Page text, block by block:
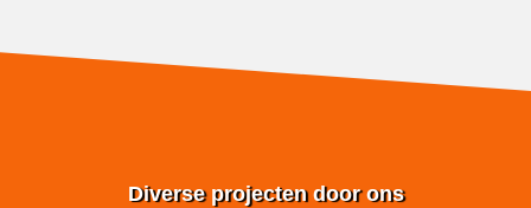
Diverse projecten door ons